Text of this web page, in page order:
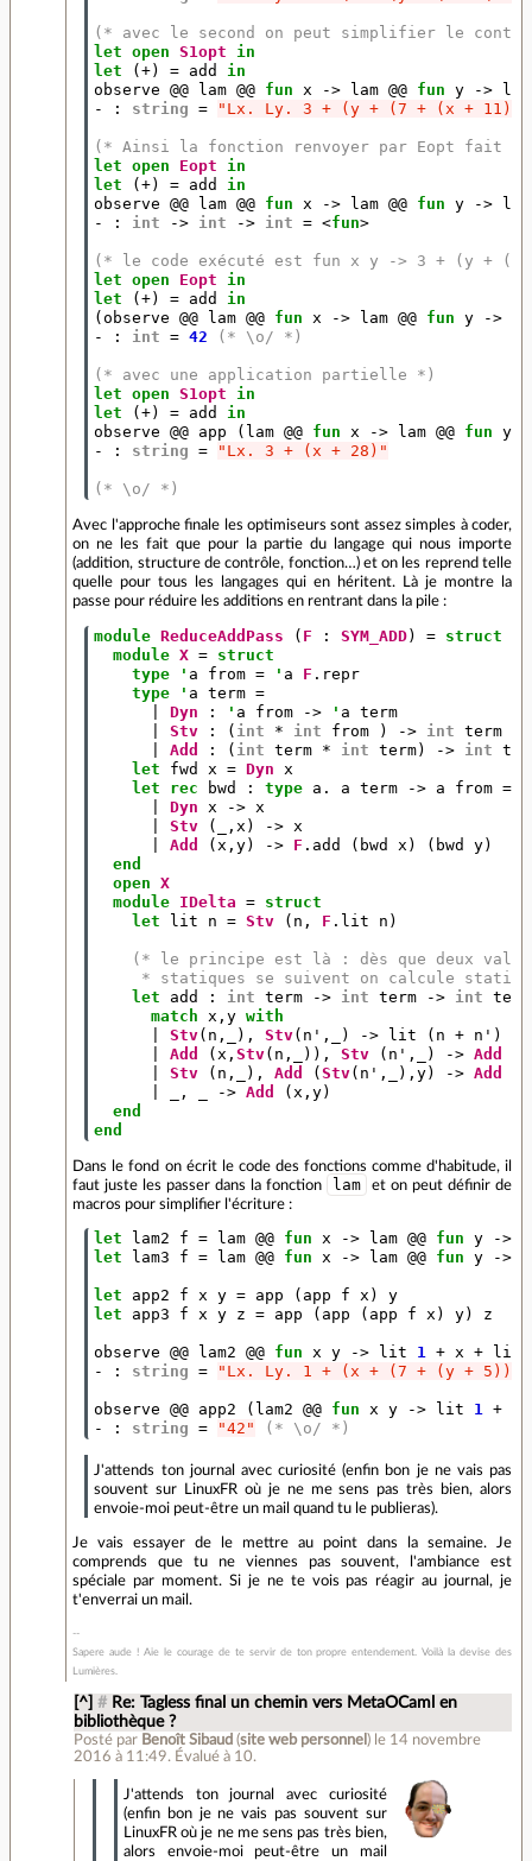
(* avec le second on peut simplifier le
let
open S1opt
in
let
(+) = add
in
observe
@@ lam @@ fun x -> lam @@ fun y ->
lit
-
: string = "Lx. Ly. 3 + (y + (7 + (x +
(* Ainsi la fonction renvoyer par Eopt fait
let
open Eopt
in
let
(+) = add
in
observe
@@ lam @@ fun x -> lam @@ fun y ->
lit
-
: int -> int -> int = <fun>
(* le code exécuté est fun x y -> 3 + (y +
let
open Eopt
in
let
(+) = add
in
(observe @@ lam @@ fun x -> lam @@ fun y ->
-
: int = 42 (* \o/ *)
(* avec une application partielle *)
let
open S1opt
in
let
(+) = add
in
observe
@@ app ( lam @@ fun x -> lam @@ fun y
-
: string = "Lx. 3 + (x + 28)"
(* \o/ *)
Avec l'approche finale les optimiseurs sont assez simples à coder,
on ne les fait que pour la partie du langage qui nous importe
(addition, structure de contrôle, fonction…) et on les reprend telle
quelle pour tous les langages qui en héritent. Là je montre la
passe pour réduire les additions en rentrant dans la pile :
module ReduceAddPass ( F : SYM_ADD) = struct
module X = struct
type
' a from = ' a F . repr
type
' a term =
Dyn : ' a from -> ' a
term
Stv : ( int * int from ) -> int
term
Add : ( int term * int term) -> int
let
fwd x = Dyn
x
let
rec bwd : type a . a term -> a from =
Dyn x -> x
Stv (_, x ) -> x
Add ( x ,y) -> F . add ( bwd x ) ( bwd y)
end
open
X
module IDelta = struct
let
lit n = Stv ( n , F . lit n )
(* le principe est là : dès que deux
* statiques se suivent on calcule
let
add : int term -> int term -> int
term
match
x ,y with
Stv( n ,_), Stv( n' ,_) -> lit ( n + n' )
Add ( x ,Stv( n ,_)), Stv ( n' ,_) -> Add
Stv ( n ,_), Add (Stv( n' ,_),y) -> Add
_, -> Add ( x ,y)
end
end
Dans le fond on écrit le code des fonctions comme d'habitude, il
faut juste les passer dans la fonction
lam
et on peut définir de
macros pour simplifier l'écriture :
let lam2 f = lam @@ fun x -> lam @@ fun y ->
let
lam3 f = lam @@ fun x -> lam @@ fun y ->
let app2 f x y = app ( app f x )
y
let
app3 f x y z = app ( app ( app f x ) y) z
observe @@ lam2 @@ fun x y -> lit 1 + x + lit
-
: string = "Lx. Ly. 1 + (x + (7 + (y + 5)))"
observe @@ app2 ( lam2 @@ fun x y -> lit 1 +
-
: string = "42" (* \o/ *)
J'attends ton journal avec curiosité (enfin bon je ne vais pas
souvent sur LinuxFR où je ne me sens pas très bien, alors
envoie-moi peut-être un mail quand tu le publieras).
Je vais essayer de le mettre au point dans la semaine. Je
comprends que tu ne viennes pas souvent, l'ambiance est
spéciale par moment. Si je ne te vois pas réagir au journal, je
t'enverrai un mail.
Sapere aude ! Aie le courage de te servir de ton propre entendement. Voilà la devise des
Lumières.
[^] # Re: Tagless final un chemin vers MetaOCaml en
bibliothèque ?
Posté par Benoît Sibaud (site web personnel ) le 14 novembre
2016 à 11:49. Évalué à 10.
J'attends ton journal avec curiosité
(enfin bon je ne vais pas souvent sur
LinuxFR où je ne me sens pas très bien,
alors envoie-moi peut-être un mail